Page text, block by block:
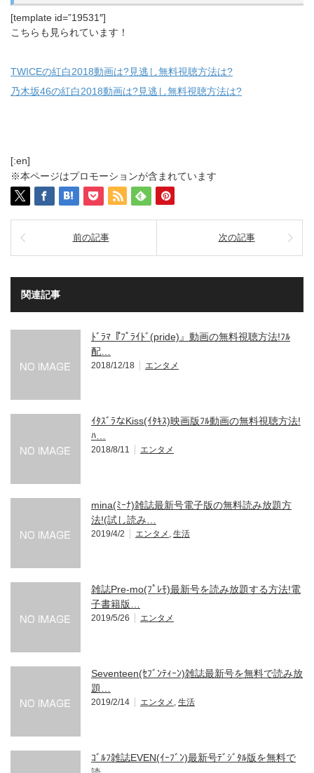
[template id=”19531″]
こちらも見られています！
TWICEの紅白2018動画は?見逃し無料視聴方法は?
乃木坂46の紅白2018動画は?見逃し無料視聴方法は?
[:en]
※本ページはプロモーションが含まれています
前の記事 次の記事
関連記事
ﾄﾞﾗﾏ『ﾌﾟﾗｲﾄﾞ(pride)』動画の無料視聴方法!ﾌﾙ
配…
2018/12/18 エンタメ
ｲﾀｽﾞﾗなKiss(ｲﾀｷｽ)映画版ﾌﾙ動画の無料視聴方法!
ﾊ…
2018/8/11 エンタメ
mina(ﾐｰﾅ)雑誌最新号電子版の無料読み放題方
法!(試し読み…
2019/4/2 エンタメ , 生活
雑誌Pre-mo(ﾌﾟﾚﾓ)最新号を読み放題する方法!電
子書籍版…
2019/5/26 エンタメ
Seventeen(ｾﾌﾞﾝﾃｨｰﾝ)雑誌最新号を無料で読み放
題…
2019/2/14 エンタメ , 生活
ｺﾞﾙﾌ雑誌EVEN(ｲｰﾌﾞﾝ)最新号ﾃﾞｼﾞﾀﾙ版を無料で